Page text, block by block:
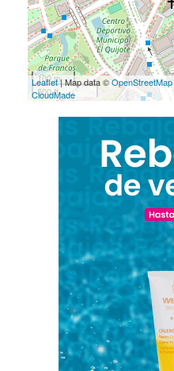
100 m
500 ft
Leaflet| Map data ©OpenStreetMap
CloudMade